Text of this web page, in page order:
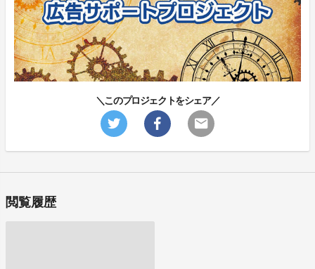
＼このプロジェクトをシェア／
閲覧履歴